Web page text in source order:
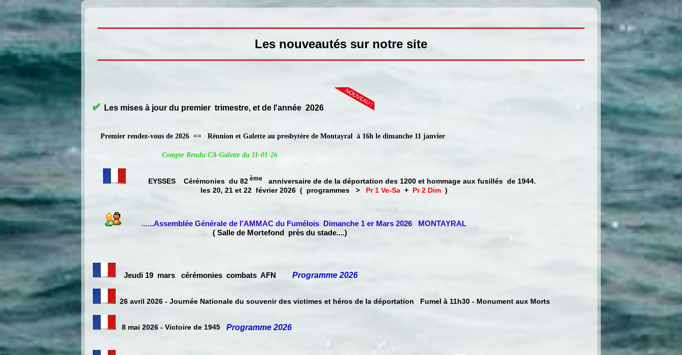
Les nouveautés sur notre site
Les mises à jour du premier trimestre, et de l'année 2026
Premier rendez-vous de 2026 == Réunion et Galette au presbytère de Montayral à 16h le dimanche 11 janvier
Compte Rendu CA-Galette du 11-01-26
EYSSES Cérémonies du 82 ème
anniversaire de de la déportation des 1200 et hommage aux fusillés de 1944.
les 20, 21 et 22 février 2026 ( programmes > Pr 1 Ve-Sa + Pr 2 Dim )
......Assemblée Générale de l'AMMAC du Fumélois Dimanche 1 er Mars 2026 MONTAYRAL
( Salle de Mortefond près du stade....)
Jeudi 19 mars cérémonies combats AFN Programme 2026
26 avril 2026 - Journée Nationale du souvenir des victimes et héros de la déportation Fumel à 11h30 - Monument aux Morts
8 mai 2026 - Victoire de 1945 Programme 2026